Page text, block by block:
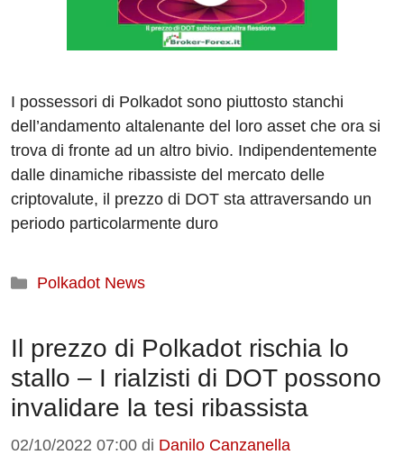
I possessori di Polkadot sono piuttosto stanchi
dell’andamento altalenante del loro asset che ora si
trova di fronte ad un altro bivio. Indipendentemente
dalle dinamiche ribassiste del mercato delle
criptovalute, il prezzo di DOT sta attraversando un
periodo particolarmente duro
Categorie
Polkadot News
Il prezzo di Polkadot rischia lo
stallo – I rialzisti di DOT possono
invalidare la tesi ribassista
02/10/2022 07:00 di Danilo Canzanella